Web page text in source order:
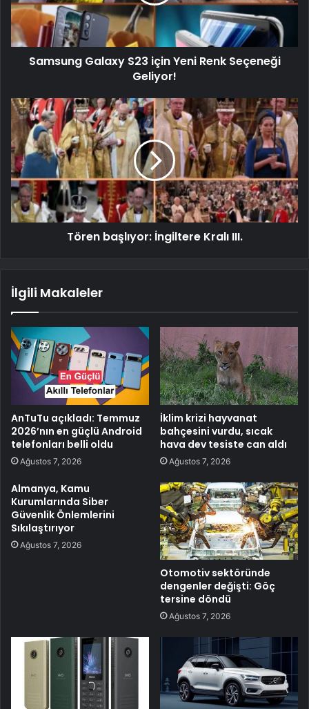
Samsung Galaxy S23 için Yeni Renk Seçeneği
Geliyor!
Tören başlıyor: İngiltere Kralı III.
İlgili Makaleler
AnTuTu açıkladı: Temmuz
2026’nın en güçlü Android
telefonları belli oldu
Ağustos 7, 2026
İklim krizi hayvanat
bahçesini vurdu, sıcak
hava dev tesiste can aldı
Ağustos 7, 2026
Almanya, Kamu
Kurumlarında Siber
Güvenlik Önlemlerini
Sıkılaştırıyor
Ağustos 7, 2026
Otomotiv sektöründe
dengenler değişti: Göç
tersine döndü
Ağustos 7, 2026